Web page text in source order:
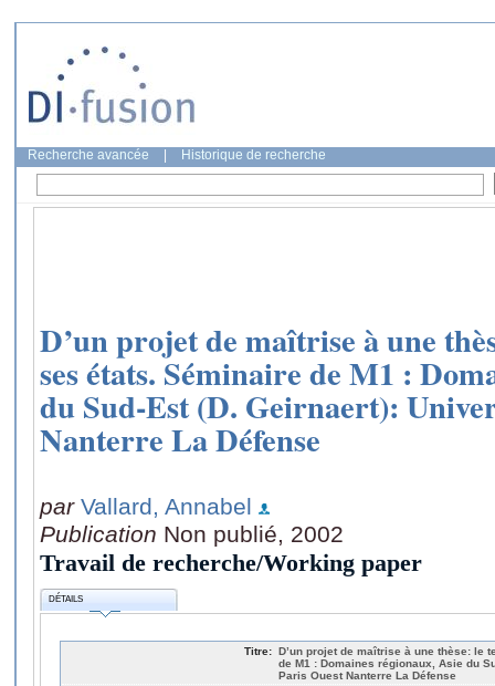
Recherche avancée Historique de recherche
D’un projet de maîtrise à une
ses états. Séminaire de M1 :
du Sud-Est (D. Geirnaert):
Nanterre La Défense
par Vallard, Annabel
Publication Non publié, 2002
Travail de recherche/Working paper
DÉTAILS
Titre: D’un projet de maîtrise à une thèse: le
de M1 : Domaines régionaux, Asie du
Paris Ouest Nanterre La Défense